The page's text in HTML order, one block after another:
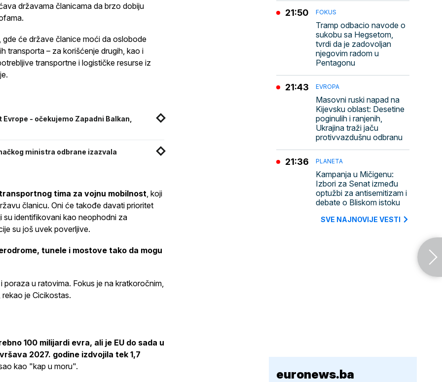
državama članicama da brzo dobiju
će države članice moći da oslobode
transporta – za korišćenje drugih, kao i
transportne i logističke resurse iz
- očekujemo Zapadni Balkan,
ministra odbrane izazvala
tima za vojnu mobilnost, koji
članicu. Oni će takođe davati prioritet
su identifikovani kao neophodni za
su još uvek poverljive.
tunele i mostove tako da mogu
poraza u ratovima. Fokus je na kratkoročnim,
je Cicikostas.
100 milijardi evra, ali je EU do sada u
2027. godine izdvojila tek 1,7
kao "kap u moru".
FOKUS
Tramp odbacio navode o
sukobu sa Hegsetom,
tvrdi da je zadovoljan
njegovim radom u
Pentagonu
21:50
EVROPA
Masovni ruski napad na
Kijevsku oblast: Desetine
poginulih i ranjenih,
Ukrajina traži jaču
protivvazdušnu odbranu
21:43
PLANETA
Kampanja u Mičigenu:
Izbori za Senat između
optužbi za antisemitizam i
debate o Bliskom istoku
21:36
SVE NAJNOVIJE VESTI
euronews.ba